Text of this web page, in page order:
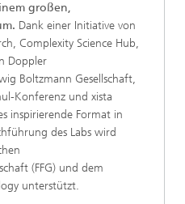
großen,
Dank einer Initiative von
Complexity Science Hub,
Doppler
Boltzmann Gesellschaft,
Konferenz und xista
inspirierende Format in
des Labs wird
(FFG) und dem
unterstützt.